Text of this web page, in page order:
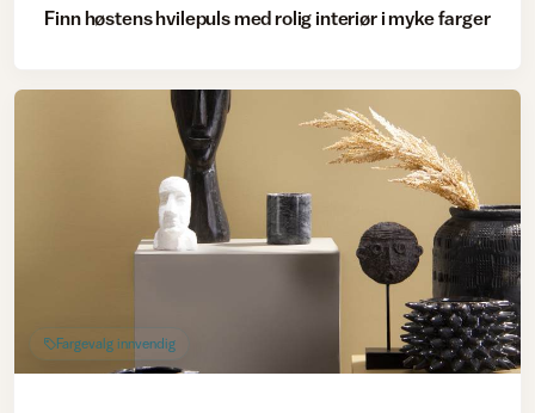
Finn høstens hvilepuls med rolig interiør i myke farger
Fargevalg innvendig